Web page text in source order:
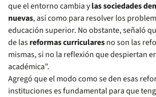
que el entorno cambia ylas sociedades
nuevas, así como para resolver los
educación superior. No obstante, señaló
de lasreformas curricularesno son las
mismas, si no la reflexión que despiertan
académica”.
Agregó que el modo como se den esas
instituciones es fundamental para que